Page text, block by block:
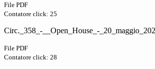
File PDF
Contatore click: 25
Circ._358_-__Open_House_-
File PDF
Contatore click: 28